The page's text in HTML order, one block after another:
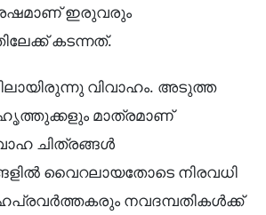
ഇരുവരും
കടന്നത്.
വിവാഹം. അടുത്ത
മാത്രമാണ്
ചിത്രങ്ങൾ
വൈറലായതോടെ നിരവധി
നവദമ്പതികൾക്ക്